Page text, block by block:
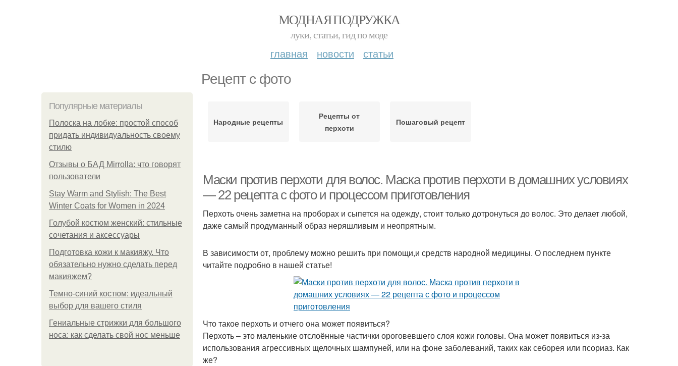
МОДНАЯ ПОДРУЖКА
луки, статьи, гид по моде
главная новости статьи
Рецепт с фото
Популярные материалы
Полоска на лобке: простой способ
придать индивидуальность своему
стилю
Отзывы о БАД Mirrolla: что говорят
пользователи
Stay Warm and Stylish: The Best
Winter Coats for Women in 2024
Голубой костюм женский: стильные
сочетания и аксессуары
Подготовка кожи к макияжу. Что
обязательно нужно сделать перед
макияжем?
Темно-синий костюм: идеальный
выбор для вашего стиля
Гениальные стрижки для большого
носа: как сделать свой нос меньше
Народные рецепты
Рецепты от
перхоти
Пошаговый рецепт
Маски против перхоти для волос. Маска против перхоти в домашних условиях
— 22 рецепта с фото и процессом приготовления
Перхоть очень заметна на проборах и сыпется на одежду, стоит только дотронуться до волос. Это делает любой,
даже самый продуманный образ неряшливым и неопрятным.
В зависимости от, проблему можно решить при помощи,и средств народной медицины. О последнем пункте
читайте подробно в нашей статье!
Что такое перхоть и отчего она может появиться?
Перхоть – это маленькие отслоённые частички ороговевшего слоя кожи головы. Она может появиться из-за
использования агрессивных щелочных шампуней, или на фоне заболеваний, таких как себорея или псориаз. Как
же?